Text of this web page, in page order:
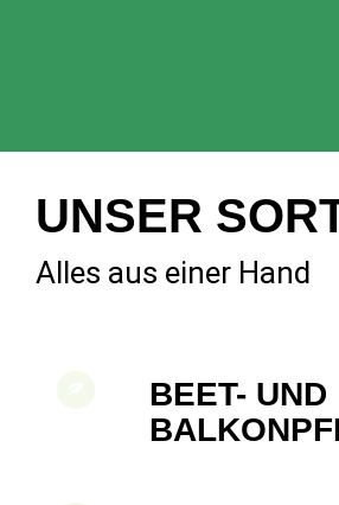
UNSER
Alles aus einer Hand
BEET- UND